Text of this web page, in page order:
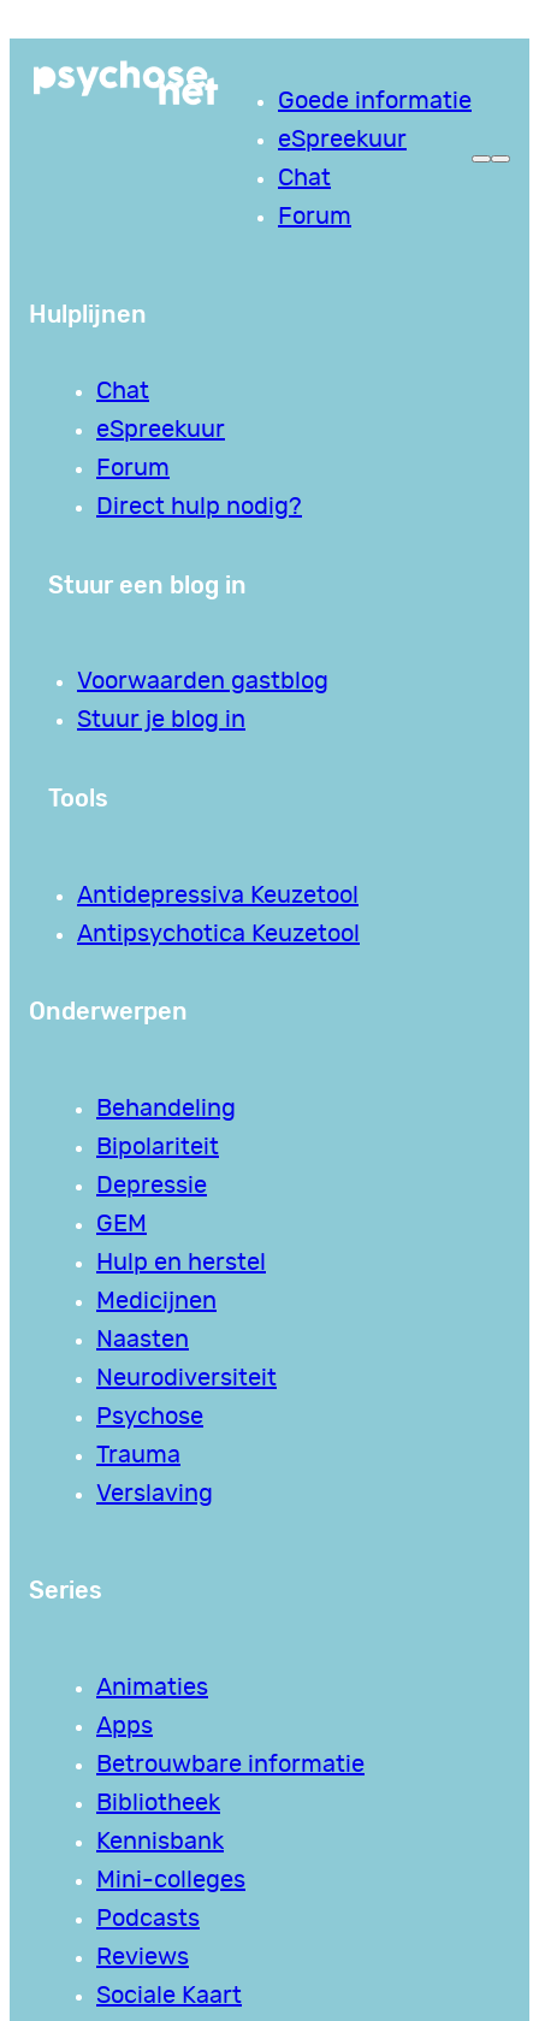
naar
Goede informatie
eSpreekuur
Chat
Forum
Hulplijnen
Chat
eSpreekuur
Forum
Direct hulp nodig?
Stuur een blog in
Voorwaarden gastblog
Stuur je blog in
Tools
Antidepressiva Keuzetool
Antipsychotica Keuzetool
Onderwerpen
Behandeling
Bipolariteit
Depressie
GEM
Hulp en herstel
Medicijnen
Naasten
Neurodiversiteit
Psychose
Trauma
Verslaving
Series
Animaties
Apps
Betrouwbare informatie
Bibliotheek
Kennisbank
Mini-colleges
Podcasts
Reviews
Sociale Kaart